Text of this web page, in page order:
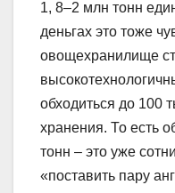
1, 8–2 млн тонн
деньгах это тоже
овощехранилище
обходиться до 100
хранения. То есть
тонн – это уже
«поставить пару